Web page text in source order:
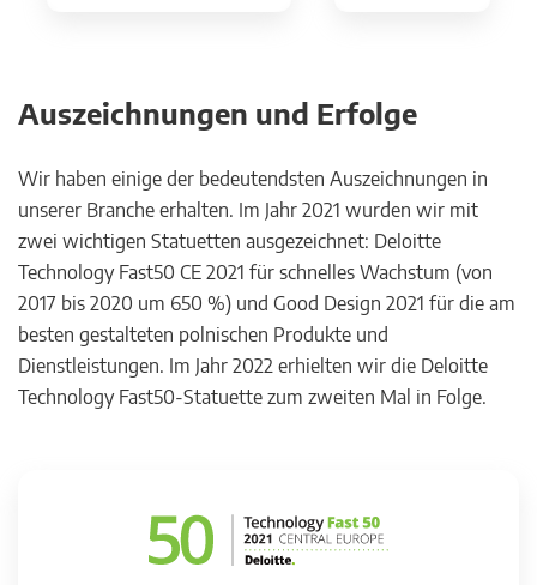
Auszeichnungen und Erfolge
Wir haben einige der bedeutendsten Auszeichnungen in
unserer Branche erhalten. Im Jahr 2021 wurden wir mit
zwei wichtigen Statuetten ausgezeichnet: Deloitte
Technology Fast50 CE 2021 für schnelles Wachstum (von
2017 bis 2020 um 650 %) und Good Design 2021 für die am
besten gestalteten polnischen Produkte und
Dienstleistungen. Im Jahr 2022 erhielten wir die Deloitte
Technology Fast50-Statuette zum zweiten Mal in Folge.